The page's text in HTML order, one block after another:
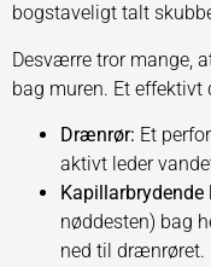
bogstaveligt talt
Desværre tror mange,
bag muren. Et
Drænrør: Et
aktivt leder
Kapillarbrydende
nøddesten) bag
ned til drænrøret.